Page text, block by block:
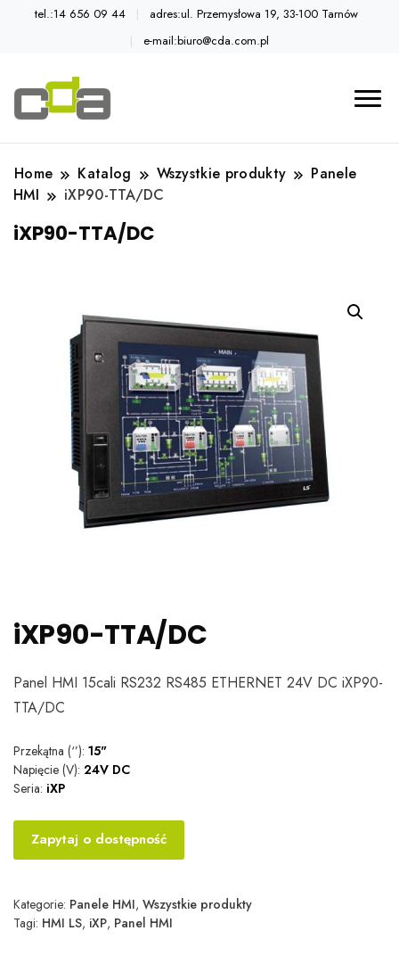
tel.:14 656 09 44
adres:ul. Przemysłowa 19, 33-100 Tarnów
e-mail:biuro@cda.com.pl
Home Katalog Wszystkie produkty
Panele
HMI
iXP90-TTA/DC
iXP90-TTA/DC
iXP90-TTA/DC
Panel HMI 15cali RS232 RS485 ETHERNET 24V DC iXP90-
TTA/DC
Przekątna (‘’): 15"
Napięcie (V): 24V DC
Seria: iXP
Zapytaj o dostępność
Kategorie: Panele HMI, Wszystkie produkty
Tagi: HMI LS, iXP, Panel HMI